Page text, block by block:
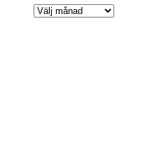
Nyhetsarkiv